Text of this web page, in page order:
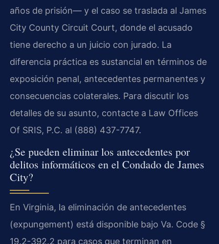
años de prisión— y el caso se traslada al James
City County Circuit Court, donde el acusado
tiene derecho a un juicio con jurado. La
diferencia práctica es sustancial en términos de
exposición penal, antecedentes permanentes y
consecuencias colaterales. Para discutir los
detalles de su asunto, contacte a Law Offices
Of SRIS, P.C. al (888) 437-7747.
¿Se pueden eliminar los antecedentes por
delitos informáticos en el Condado de James
City?
En Virginia, la eliminación de antecedentes
(expungement) está disponible bajo Va. Code §
19.2-392.2 para casos que terminan en